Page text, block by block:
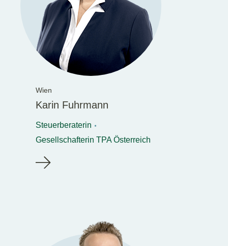
Wien
Karin Fuhrmann
Steuerberaterin
Gesellschafterin TPA Österreich